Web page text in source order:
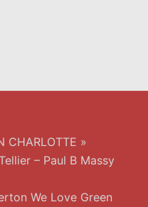
CHARLOTTE »
– Paul B Massy
We Love Green